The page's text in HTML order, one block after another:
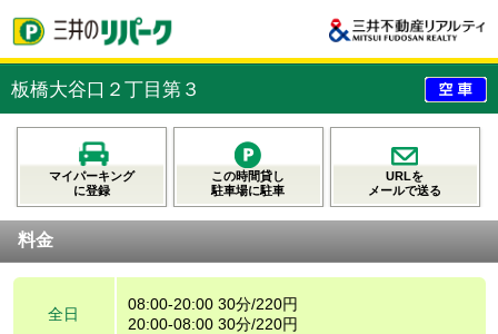
板橋大谷口２丁目第３
マイパーキング
に登録
この時間貸し
駐車場に駐車
URLを
メールで送る
料金
全日
08:00-20:00 30分/220円
20:00-08:00 30分/220円